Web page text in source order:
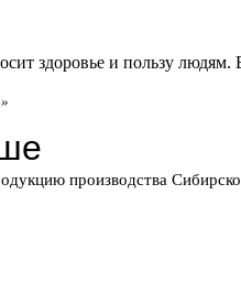
здоровье и пользу